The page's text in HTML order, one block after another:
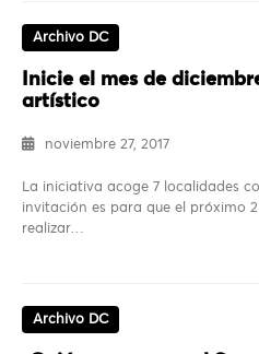
Archivo DC
Inicie el mes de
artístico
noviembre 27, 2017
La iniciativa acoge 7 localidades
invitación es para que el próximo
realizar…
Archivo DC